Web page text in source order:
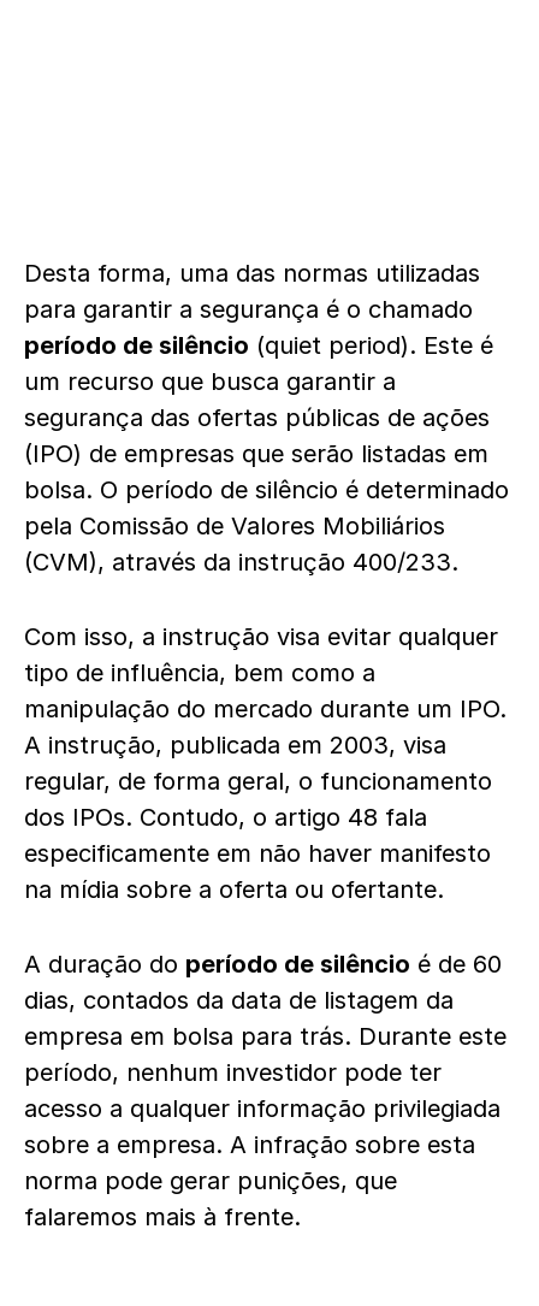
Desta forma, uma das normas utilizadas
para garantir a segurança é o chamado
período de silêncio (quiet period). Este é
um recurso que busca garantir a
segurança das ofertas públicas de ações
(IPO) de empresas que serão listadas em
bolsa. O período de silêncio é determinado
pela Comissão de Valores Mobiliários
(CVM), através da instrução 400/233.
Com isso, a instrução visa evitar qualquer
tipo de influência, bem como a
manipulação do mercado durante um IPO.
A instrução, publicada em 2003, visa
regular, de forma geral, o funcionamento
dos IPOs. Contudo, o artigo 48 fala
especificamente em não haver manifesto
na mídia sobre a oferta ou ofertante.
A duração do período de silêncio é de 60
dias, contados da data de listagem da
empresa em bolsa para trás. Durante este
período, nenhum investidor pode ter
acesso a qualquer informação privilegiada
sobre a empresa. A infração sobre esta
norma pode gerar punições, que
falaremos mais à frente.